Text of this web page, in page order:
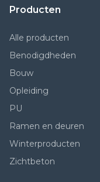
Producten
Alle producten
Benodigdheden
Bouw
Opleiding
PU
Ramen en deuren
Winterproducten
Zichtbeton